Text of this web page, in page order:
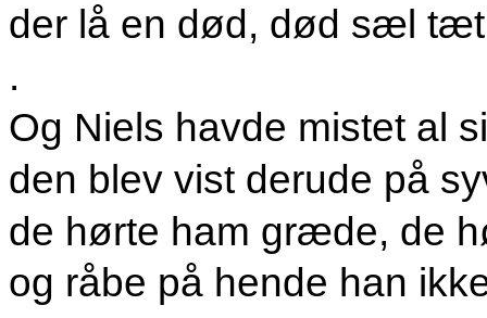
der lå en død, død sæl
.
Og Niels havde mistet al
den blev vist derude på
de hørte ham græde, de
og råbe på hende han